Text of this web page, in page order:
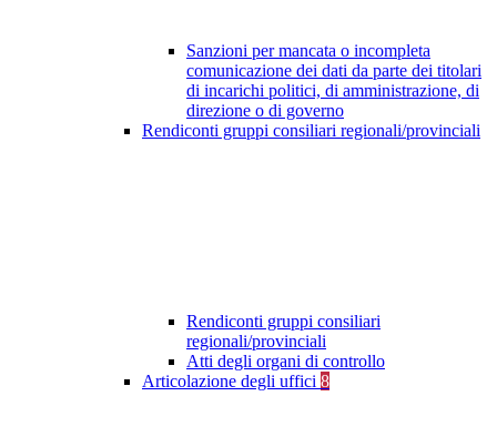
Sanzioni per mancata o incompleta
comunicazione dei dati da parte dei titolari
di incarichi politici, di amministrazione, di
direzione o di governo
Rendiconti gruppi consiliari regionali/provinciali
Rendiconti gruppi consiliari
regionali/provinciali
Atti degli organi di controllo
Articolazione degli uffici 8